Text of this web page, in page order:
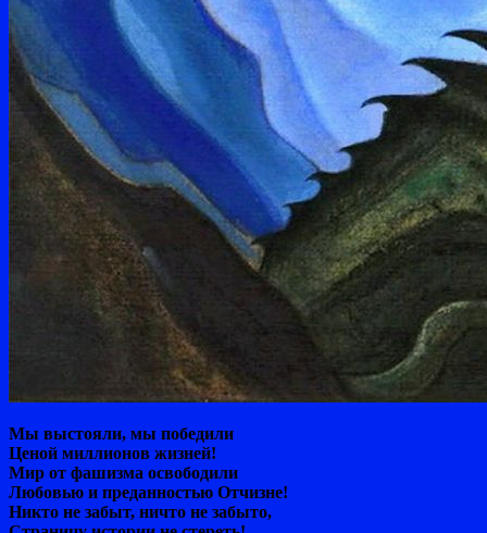
Мы выстояли, мы победили
Ценой миллионов жизней!
Мир от фашизма освободили
Любовью и преданностью Отчизне!
Никто не забыт, ничто не забыто,